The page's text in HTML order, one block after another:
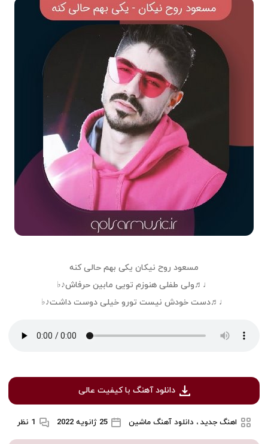
مسعود روح نیکان یکی بهم حالی کنه
♩♬ولی طفلی هنوزم تویی مابین حرفاش♪♭
♩♬دست خودش نیست تورو خیلی دوست داشت♪♭
دانلود آهنگ با کیفیت عالی
اهنگ جدید ، دانلود آهنگ ماشین 25 ژانویه 2022 1 نظر